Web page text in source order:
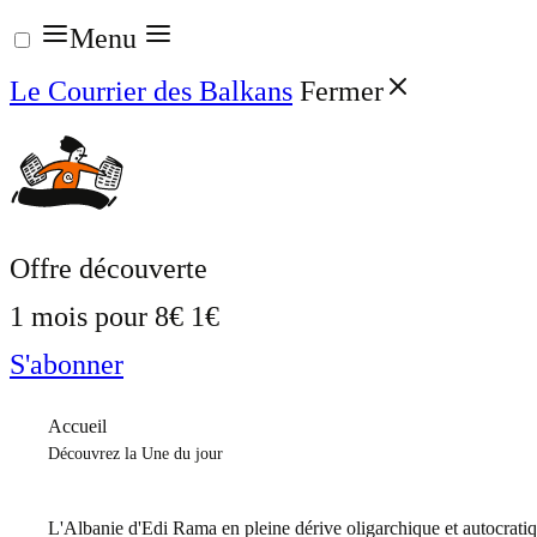
Aller
au
contenu
Menu
Le Courrier des Balkans Fermer
Offre découverte
1 mois pour 8€ 1€
S'abonner
Accueil
Découvrez la Une du jour
L'Albanie d'Edi Rama en pleine dérive oligarchique et